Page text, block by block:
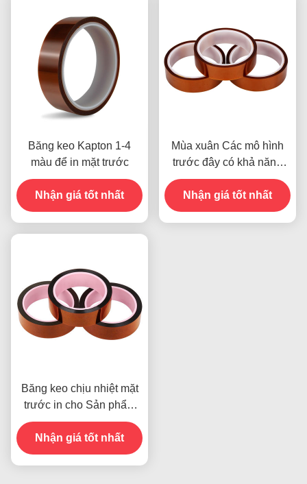
Băng keo Kapton 1-4
màu để in mặt trước
Nhận giá tốt nhất
Mùa xuân Các mô hình
trước đây có khả năng
chống ẩm và độ bền 2.5N
/ 25mm
Nhận giá tốt nhất
Băng keo chịu nhiệt mặt
trước in cho Sản phẩm
Còn hàng
Nhận giá tốt nhất